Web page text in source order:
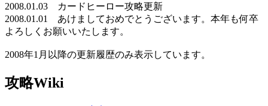
2008.01.03 カードヒーロー攻略更新
2008.01.01 あけましておめでとうございます。本年も何卒
よろしくお願いいたします。
2008年1月以降の更新履歴のみ表示しています。
攻略Wiki